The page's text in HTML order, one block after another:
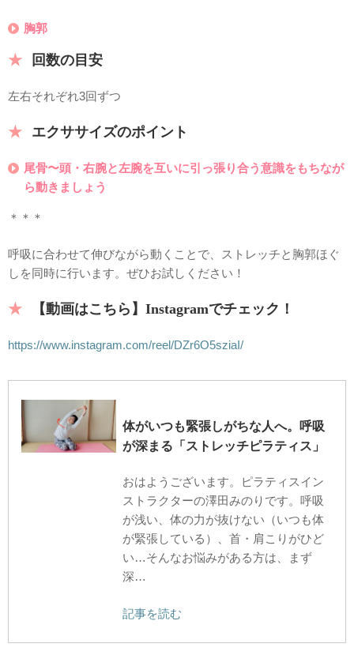
胸郭
回数の目安
左右それぞれ3回ずつ
エクササイズのポイント
尾骨〜頭・右腕と左腕を互いに引っ張り合う意識をもちなが
ら動きましょう
＊＊＊
呼吸に合わせて伸びながら動くことで、ストレッチと胸郭ほぐ
しを同時に行います。ぜひお試しください！
【動画はこちら】Instagramでチェック！
https://www.instagram.com/reel/DZr6O5sziaI/
体がいつも緊張しがちな人へ。呼吸
が深まる「ストレッチピラティス」
おはようございます。ピラティスイン
ストラクターの澤田みのりです。呼吸
が浅い、体の力が抜けない（いつも体
が緊張している）、首・肩こりがひど
い…そんなお悩みがある方は、まず
深…
記事を読む